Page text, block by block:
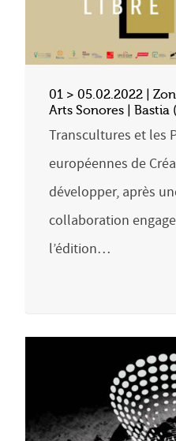
01 > 05.02.2022 |
Arts Sonores | Bastia
Transcultures et les
européennes de
développer, après
collaboration
l’édition…